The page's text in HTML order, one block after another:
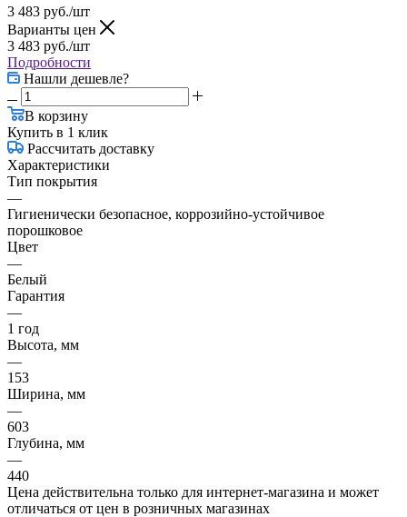
3 483 руб./шт
Варианты цен
3 483 руб./шт
Подробности
Нашли дешевле?
В корзину
Купить в 1 клик
Рассчитать доставку
Характеристики
Тип покрытия
—
Гигиенически безопасное, коррозийно-устойчивое
порошковое
Цвет
—
Белый
Гарантия
—
1 год
Высота, мм
—
153
Ширина, мм
—
603
Глубина, мм
—
440
Цена действительна только для интернет-магазина и может
отличаться от цен в розничных магазинах